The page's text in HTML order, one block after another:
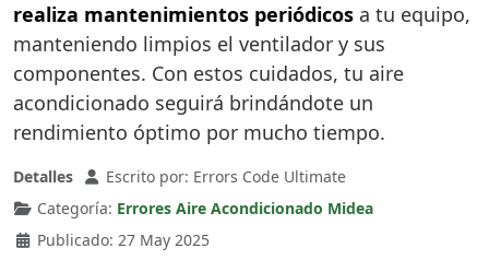
realiza mantenimientos periódicos a tu equipo,
manteniendo limpios el ventilador y sus
componentes. Con estos cuidados, tu aire
acondicionado seguirá brindándote un
rendimiento óptimo por mucho tiempo.
Detalles Escrito por: Errors Code Ultimate
Categoría: Errores Aire Acondicionado Midea
Publicado: 27 May 2025